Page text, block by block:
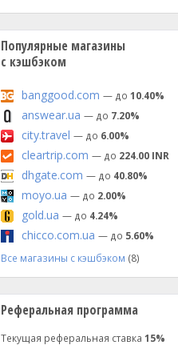
Популярные магазины
с кэшбэком
banggood.com — до 10.40%
answear.ua — до 7.20%
city.travel — до 6.00%
cleartrip.com — до 224.00 INR
dhgate.com — до 40.80%
moyo.ua — до 2.00%
gold.ua — до 4.24%
chicco.com.ua — до 5.60%
Все магазины с кэшбэком (8)
Реферальная программа
Текущая реферальная ставка 15%